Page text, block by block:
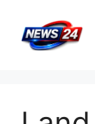
content